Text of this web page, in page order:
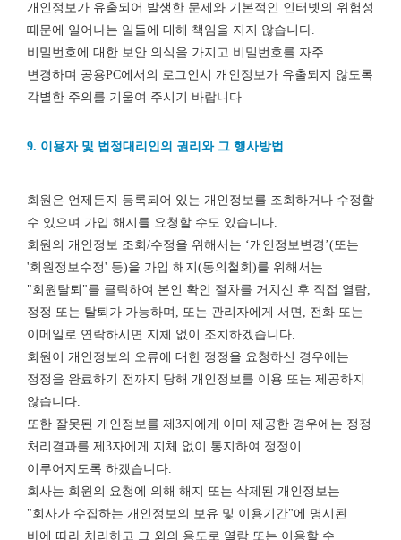
개인정보가 유출되어 발생한 문제와 기본적인 인터넷의 위험성
때문에 일어나는 일들에 대해 책임을 지지 않습니다.
비밀번호에 대한 보안 의식을 가지고 비밀번호를 자주
변경하며 공용PC에서의 로그인시 개인정보가 유출되지 않도록
각별한 주의를 기울여 주시기 바랍니다
9. 이용자 및 법정대리인의 권리와 그 행사방법
회원은 언제든지 등록되어 있는 개인정보를 조회하거나 수정할
수 있으며 가입 해지를 요청할 수도 있습니다.
회원의 개인정보 조회/수정을 위해서는 ‘개인정보변경’(또는
'회원정보수정' 등)을 가입 해지(동의철회)를 위해서는
"회원탈퇴"를 클릭하여 본인 확인 절차를 거치신 후 직접 열람,
정정 또는 탈퇴가 가능하며, 또는 관리자에게 서면, 전화 또는
이메일로 연락하시면 지체 없이 조치하겠습니다.
회원이 개인정보의 오류에 대한 정정을 요청하신 경우에는
정정을 완료하기 전까지 당해 개인정보를 이용 또는 제공하지
않습니다.
또한 잘못된 개인정보를 제3자에게 이미 제공한 경우에는 정정
처리결과를 제3자에게 지체 없이 통지하여 정정이
이루어지도록 하겠습니다.
회사는 회원의 요청에 의해 해지 또는 삭제된 개인정보는
"회사가 수집하는 개인정보의 보유 및 이용기간"에 명시된
바에 따라 처리하고 그 외의 용도로 열람 또는 이용할 수